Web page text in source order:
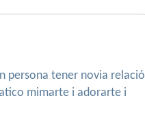
persona tener novia relació
mimarte i adorarte i